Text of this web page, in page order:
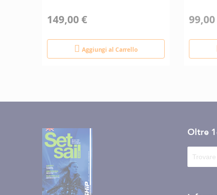
149,00 €
Aggiungi al Carrello
Oltre